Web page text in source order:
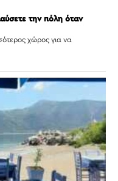
την πόλη όταν
χώρος για να